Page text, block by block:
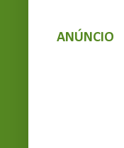
ANÚNCIO